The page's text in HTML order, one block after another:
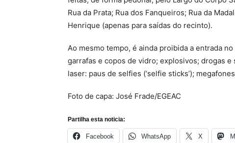
Rua da Prata; Rua dos Fanqueiros; Rua da
Henrique (apenas para saídas do recinto).
Ao mesmo tempo, é ainda proibida a entrada
garrafas e copos de vidro; explosivos; drogas
laser: paus de selfies (‘selfie sticks’);
Foto de capa: José Frade/EGEAC
Partilha esta noticia:
Facebook WhatsApp X